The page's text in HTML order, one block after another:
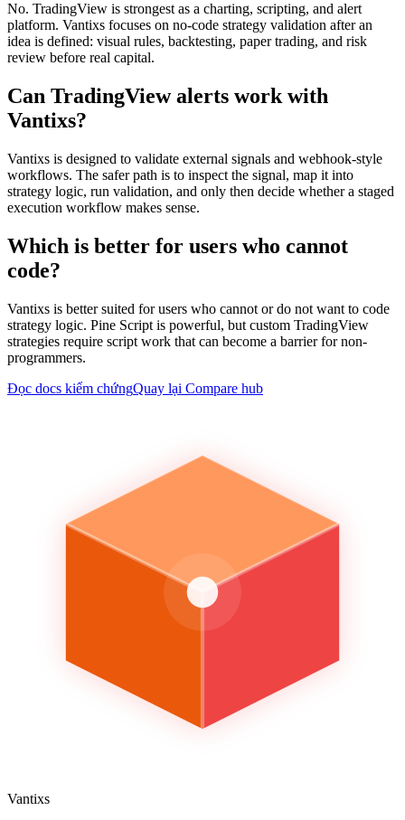
No. TradingView is strongest as a charting, scripting, and alert
platform. Vantixs focuses on no-code strategy validation after an
idea is defined: visual rules, backtesting, paper trading, and risk
review before real capital.
Can TradingView alerts work with
Vantixs?
Vantixs is designed to validate external signals and webhook-style
workflows. The safer path is to inspect the signal, map it into
strategy logic, run validation, and only then decide whether a staged
execution workflow makes sense.
Which is better for users who cannot
code?
Vantixs is better suited for users who cannot or do not want to code
strategy logic. Pine Script is powerful, but custom TradingView
strategies require script work that can become a barrier for non-
programmers.
Đọc docs kiểm chứngQuay lại Compare hub
Vantixs